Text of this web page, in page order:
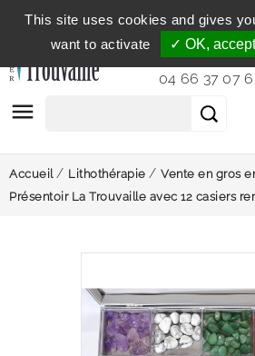
Service
du lundi au
de 14h à 18h...
04 66 37 07

Accueil Lithothérapie
Vente en gros
Présentoir La Trouvaille avec 12 casiers
This site uses cookies and gives
want to activate
✓ OK, accept